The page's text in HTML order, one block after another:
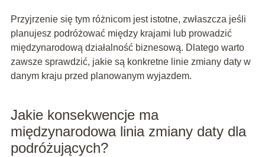
Przyjrzenie się tym różnicom jest istotne, zwłaszcza jeśli
planujesz podróżować między krajami lub prowadzić
międzynarodową działalność biznesową. Dlatego warto
zawsze sprawdzić, jakie są konkretne linie zmiany daty w
danym kraju przed planowanym wyjazdem.
Jakie konsekwencje ma
międzynarodowa linia zmiany daty dla
podróżujących?